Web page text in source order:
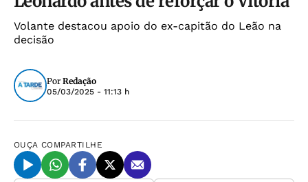
Volante destacou apoio do ex-capitão do Leão na
decisão
Por Redação
05/03/2025 - 11:13 h
OUÇA COMPARTILHE